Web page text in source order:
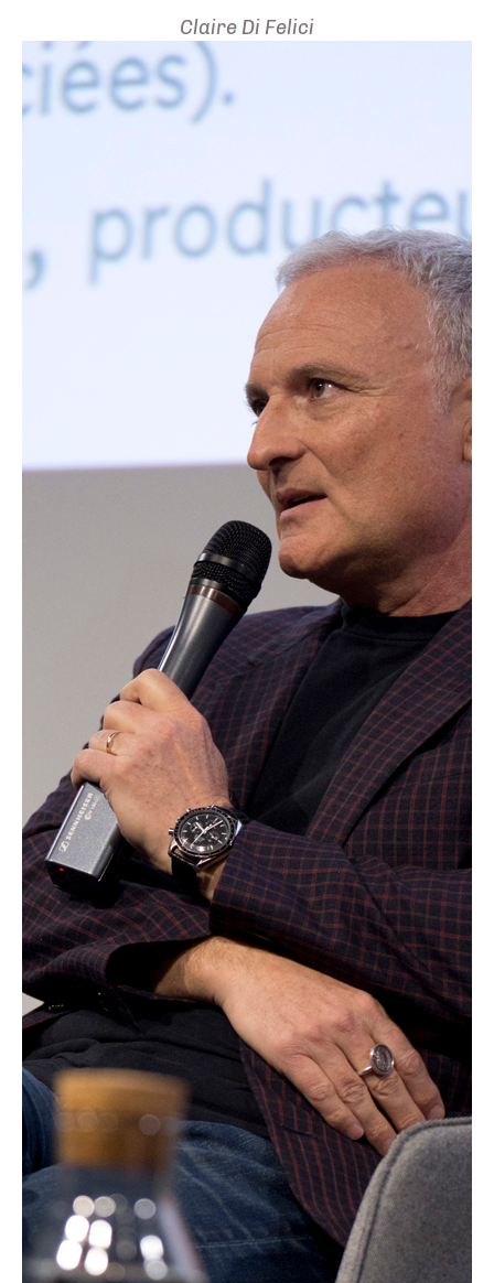
Claire Di Felici